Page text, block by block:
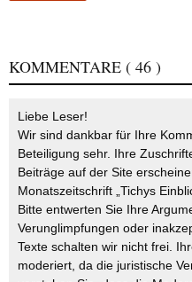
KOMMENTARE ( 46 )
Liebe Leser!
Wir sind dankbar für Ihre
Beteiligung sehr. Ihre
Beiträge auf der Site
Monatszeitschrift „Tichys
Bitte entwerten Sie Ihre
Verunglimpfungen oder
Texte schalten wir nicht frei.
moderiert, da die juristische